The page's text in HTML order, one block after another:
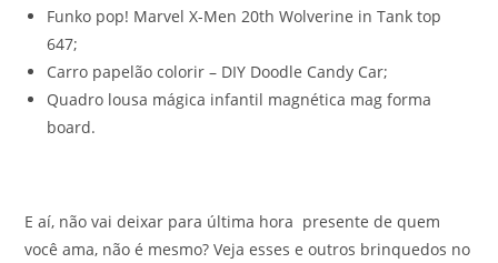
Funko pop! Marvel X-Men 20th Wolverine in Tank top
647;
Carro papelão colorir – DIY Doodle Candy Car;
Quadro lousa mágica infantil magnética mag forma
board.
E aí, não vai deixar para última hora presente de quem
você ama, não é mesmo? Veja esses e outros brinquedos no